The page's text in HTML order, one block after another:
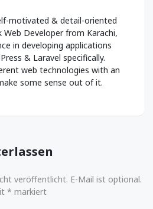
motivated & detail-oriented
Web Developer from Karachi,
in developing applications
& Laravel specifically.
web technologies with an
some sense out of it.
veröffentlicht. E-Mail ist optional.
* markiert